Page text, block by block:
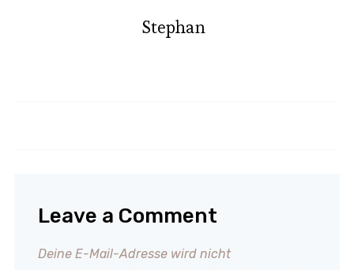
Stephan
Leave a Comment
Deine E-Mail-Adresse wird nicht